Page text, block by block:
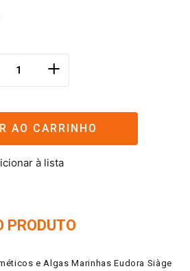
＋
AO CARRINHO
PRODUTO
e Algas Marinhas Eudora Siàge